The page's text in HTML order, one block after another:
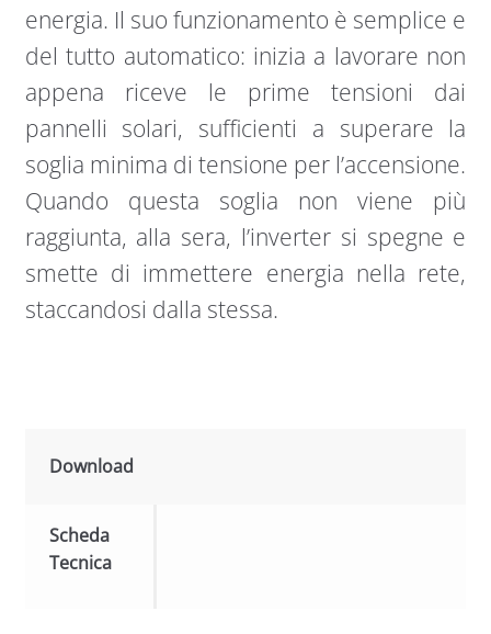
energia. Il suo funzionamento è semplice e
del tutto automatico: inizia a lavorare non
appena riceve le prime tensioni dai
pannelli solari, sufficienti a superare la
soglia minima di tensione per l’accensione.
Quando questa soglia non viene più
raggiunta, alla sera, l’inverter si spegne e
smette di immettere energia nella rete,
staccandosi dalla stessa.
Download
Scheda
Tecnica